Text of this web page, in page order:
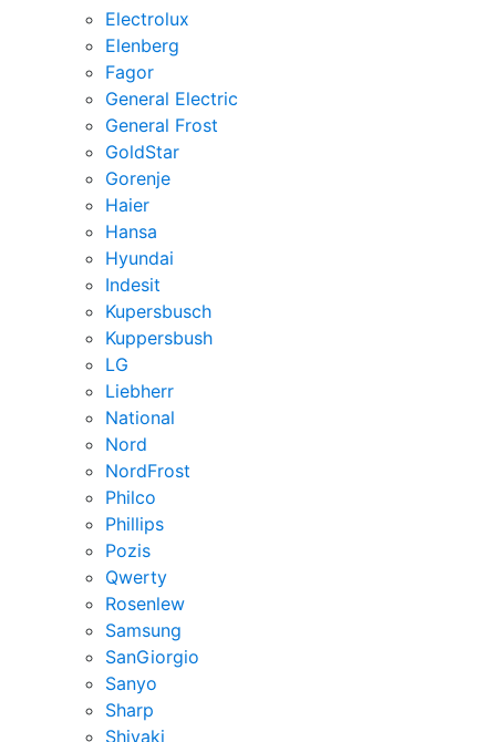
Electrolux
Elenberg
Fagor
General Electric
General Frost
GoldStar
Gorenje
Haier
Hansa
Hyundai
Indesit
Kupersbusch
Kuppersbush
LG
Liebherr
National
Nord
NordFrost
Philco
Phillips
Pozis
Qwerty
Rosenlew
Samsung
SanGiorgio
Sanyo
Sharp
Shivaki